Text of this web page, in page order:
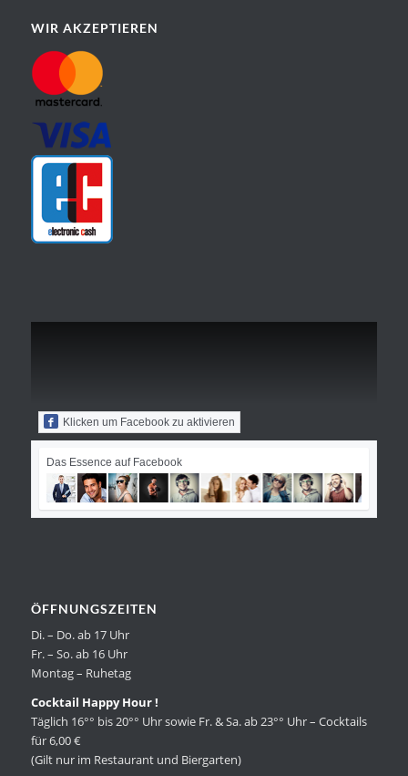
WIR AKZEPTIEREN
Klicken um Facebook zu aktivieren
Das Essence auf Facebook
ÖFFNUNGSZEITEN
Di. – Do. ab 17 Uhr
Fr. – So. ab 16 Uhr
Montag – Ruhetag
Cocktail Happy Hour !
Täglich 16°° bis 20°° Uhr sowie Fr. & Sa. ab 23°° Uhr – Cocktails
für 6,00 €
(Gilt nur im Restaurant und Biergarten)